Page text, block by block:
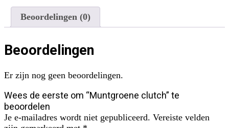
Beoordelingen (0)
Beoordelingen
Er zijn nog geen beoordelingen.
Wees de eerste om “Muntgroene clutch” te
beoordelen
Je e-mailadres wordt niet gepubliceerd. Vereiste velden